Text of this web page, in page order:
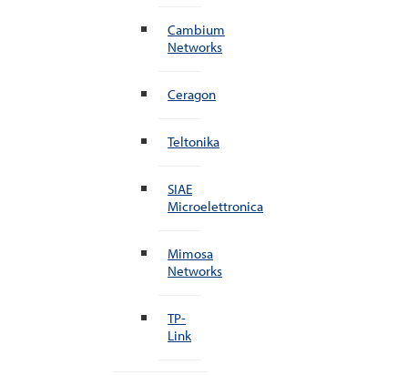
Cambium
Networks
Ceragon
Teltonika
SIAE
Microelettronica
Mimosa
Networks
TP-
Link